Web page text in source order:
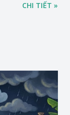
CHI TIẾT »